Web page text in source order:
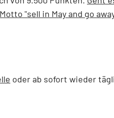
"sell in May and go
oder ab sofort wieder